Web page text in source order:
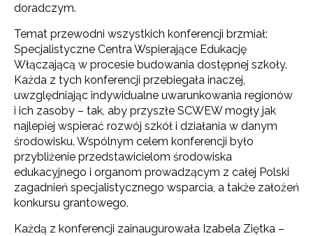
doradczym.
Temat przewodni wszystkich konferencji brzmiał:
Specjalistyczne Centra Wspierające Edukację
Włączającą w procesie budowania dostępnej szkoły.
Każda z tych konferencji przebiegała inaczej,
uwzględniając indywidualne uwarunkowania regionów
i ich zasoby – tak, aby przyszłe SCWEW mogły jak
najlepiej wspierać rozwój szkół i działania w danym
środowisku. Wspólnym celem konferencji było
przybliżenie przedstawicielom środowiska
edukacyjnego i organom prowadzącym z całej Polski
zagadnień specjalistycznego wsparcia, a także założeń
konkursu grantowego.
Każdą z konferencji zainaugurowała Izabela Ziętka –